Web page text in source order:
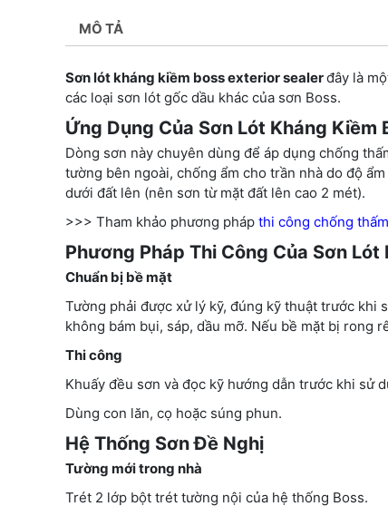
MÔ TẢ
Sơn lót kháng kiềm boss exterior sealerđây là
các loại sơn lót gốc dầu khác của sơn Boss.
Ứng Dụng Của Sơn Lót Kháng Kiềm
Dòng sơn này chuyên dùng để áp dụng chống
tường bên ngoài, chống ẩm cho trần nhà do độ
dưới đất lên (nên sơn từ mặt đất lên cao 2 mét).
>>> Tham khảo phương pháp thi công chống
Phương Pháp Thi Công Của Sơn Lót
Chuẩn bị bề mặt
Tường phải được xử lý kỹ, đúng kỹ thuật trước khi
không bám bụi, sáp, dầu mỡ. Nếu bề mặt bị rong
Thi công
Khuấy đều sơn và đọc kỹ hướng dẫn trước khi sử
Dùng con lăn, cọ hoặc súng phun.
Hệ Thống Sơn Đề Nghị
Tường mới trong nhà
Trét 2 lớp bột trét tường nội của hệ thống Boss.